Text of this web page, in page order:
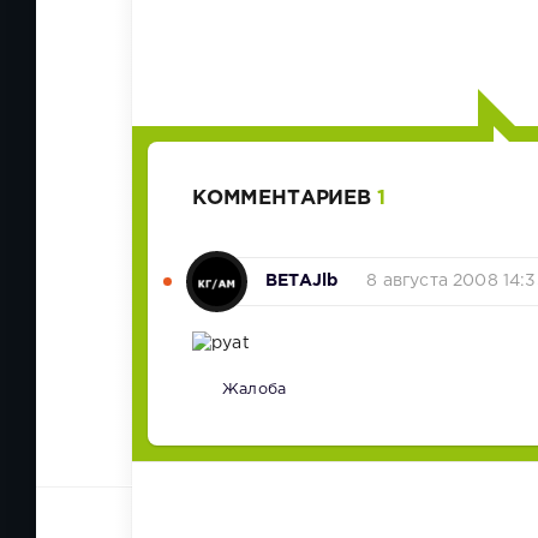
КОММЕНТАРИЕВ 1
BETAJlb 8 августа 2008
Жалоба